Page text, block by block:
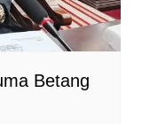
Betang